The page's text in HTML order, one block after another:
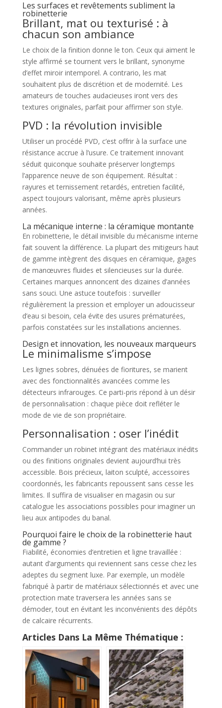
Les surfaces et revêtements subliment la
robinetterie
Brillant, mat ou texturisé : à
chacun son ambiance
Le choix de la finition donne le ton. Ceux qui aiment le
style affirmé se tournent vers le brillant, synonyme
d’effet miroir intemporel. A contrario, les mat
souhaitent plus de discrétion et de modernité. Les
amateurs de touches audacieuses iront vers des
textures originales, parfait pour affirmer son style.
PVD : la révolution invisible
Utiliser un procédé PVD, c’est offrir à la surface une
résistance accrue à l’usure. Ce traitement innovant
séduit quiconque souhaite préserver longtemps
l’apparence neuve de son équipement. Résultat :
rayures et ternissement retardés, entretien facilité,
aspect toujours valorisant, même après plusieurs
années.
La mécanique interne : la céramique montante
En robinetterie, le détail invisible du mécanisme interne
fait souvent la différence. La plupart des mitigeurs haut
de gamme intègrent des disques en céramique, gages
de manœuvres fluides et silencieuses sur la durée.
Certaines marques annoncent des dizaines d’années
sans souci. Une astuce toutefois : surveiller
régulièrement la pression et employer un adoucisseur
d’eau si besoin, cela évite des usures prématurées,
parfois constatées sur les installations anciennes.
Design et innovation, les nouveaux marqueurs
Le minimalisme s’impose
Les lignes sobres, dénuées de fioritures, se marient
avec des fonctionnalités avancées comme les
détecteurs infrarouges. Ce parti-pris répond à un désir
de personnalisation : chaque pièce doit refléter le
mode de vie de son propriétaire.
Personnalisation : oser l’inédit
Commander un robinet intégrant des matériaux inédits
ou des finitions originales devient aujourd’hui très
accessible. Bois précieux, laiton sculpté, accessoires
coordonnés, les fabricants repoussent sans cesse les
limites. Il suffira de visualiser en magasin ou sur
catalogue les associations possibles pour imaginer un
lieu aux antipodes du banal.
Pourquoi faire le choix de la robinetterie haut
de gamme ?
Fiabilité, économies d’entretien et ligne travaillée :
autant d’arguments qui reviennent sans cesse chez les
adeptes du segment luxe. Par exemple, un modèle
fabriqué à partir de matériaux sélectionnés et avec une
protection mate traversera les années sans se
démoder, tout en évitant les inconvénients des dépôts
de calcaire récurrents.
Articles Dans La Même Thématique :